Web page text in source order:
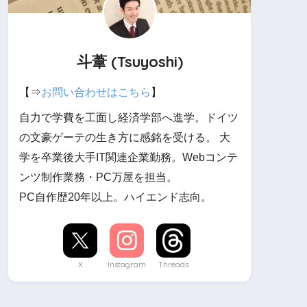
斗葦 (Tsuyoshi)
【⇒お問い合わせはこちら 】
自力で学費を工面し経済学部へ進学。ドイツ
の文豪ゲーテの生き方に感銘を受ける。 大
学を卒業後大手IT関連企業勤務。Webコンテ
ンツ制作業務・PC万屋を担当。
PC自作歴20年以上。ハイエンド志向。
X Instagram Threads